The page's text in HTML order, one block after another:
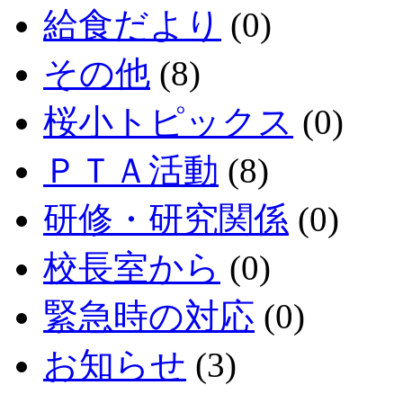
給食だより (0)
その他 (8)
桜小トピックス (0)
ＰＴＡ活動 (8)
研修・研究関係 (0)
校長室から (0)
緊急時の対応 (0)
お知らせ (3)